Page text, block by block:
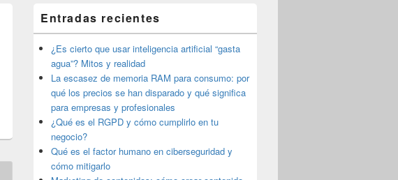
área
de
widget
barra
lateral
primaria
Entradas recientes
¿Es cierto que usar inteligencia artificial “gasta
agua”? Mitos y realidad
La escasez de memoria RAM para consumo: por
qué los precios se han disparado y qué significa
para empresas y profesionales
¿Qué es el RGPD y cómo cumplirlo en tu
negocio?
Qué es el factor humano en ciberseguridad y
cómo mitigarlo